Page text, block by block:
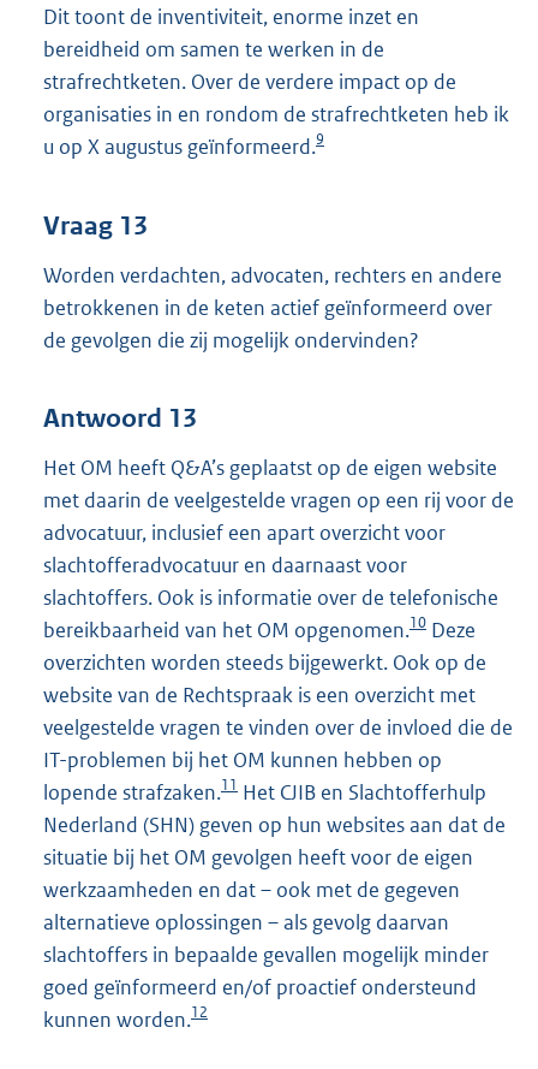
Dit toont de inventiviteit, enorme inzet en
bereidheid om samen te werken in de
strafrechtketen. Over de verdere impact op de
organisaties in en rondom de strafrechtketen heb ik
u op X augustus geïnformeerd.9
Vraag 13
Worden verdachten, advocaten, rechters en andere
betrokkenen in de keten actief geïnformeerd over
de gevolgen die zij mogelijk ondervinden?
Antwoord 13
Het OM heeft Q&A’s geplaatst op de eigen website
met daarin de veelgestelde vragen op een rij voor de
advocatuur, inclusief een apart overzicht voor
slachtofferadvocatuur en daarnaast voor
slachtoffers. Ook is informatie over de telefonische
bereikbaarheid van het OM opgenomen.10 Deze
overzichten worden steeds bijgewerkt. Ook op de
website van de Rechtspraak is een overzicht met
veelgestelde vragen te vinden over de invloed die de
IT-problemen bij het OM kunnen hebben op
lopende strafzaken.11 Het CJIB en Slachtofferhulp
Nederland (SHN) geven op hun websites aan dat de
situatie bij het OM gevolgen heeft voor de eigen
werkzaamheden en dat – ook met de gegeven
alternatieve oplossingen – als gevolg daarvan
slachtoffers in bepaalde gevallen mogelijk minder
goed geïnformeerd en/of proactief ondersteund
kunnen worden.12